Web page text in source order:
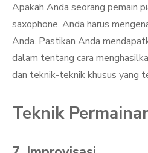
Apakah Anda seorang pemain
saxophone, Anda harus
Anda. Pastikan Anda
dalam tentang cara
dan teknik-teknik khusus yang
Teknik